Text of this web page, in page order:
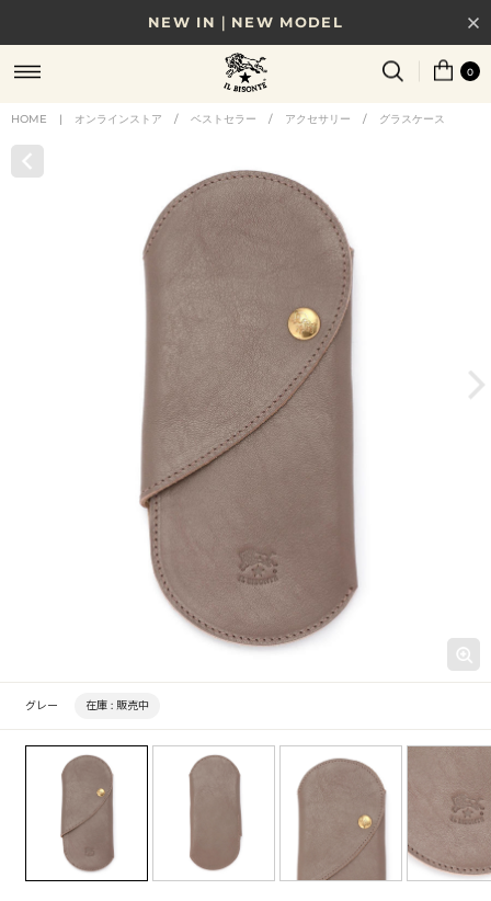
NEW IN｜NEW MODEL
8/17(月)10時まで｜税込11,000円以上で送料無料
贈る相手やシーンから選べる、新しいギフトガイド
0
HOME | オンラインストア / ベストセラー / アクセサリー / グラスケース
グレー 在庫 : 販売中